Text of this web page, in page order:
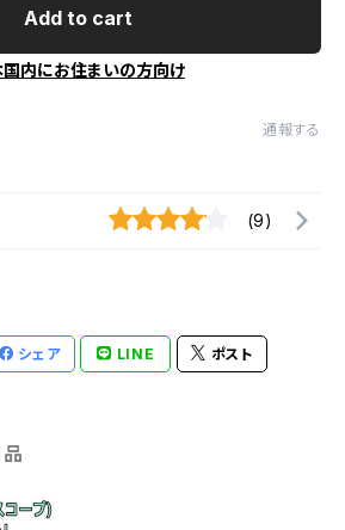
Add to cart
国内にお住まいの方向け
通報する
(9)
シェア LINE ポスト